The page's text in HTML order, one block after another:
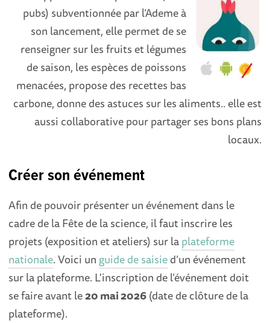
pubs) subventionnée par l’Ademe à
son lancement, elle permet de se
renseigner sur les fruits et légumes
de saison, les espèces de poissons
menacées, propose des recettes bas
carbone, donne des astuces sur les aliments.. elle est
aussi collaborative pour partager ses bons plans
locaux.
Créer son événement
Afin de pouvoir présenter un événement dans le
cadre de la Fête de la science, il faut inscrire les
projets (exposition et ateliers) sur laplateforme
nationale. Voici un guide de saisied’un événement
sur la plateforme. L'inscription de l’événement doit
se faire avant le20 mai 2026(date de clôture de la
plateforme).